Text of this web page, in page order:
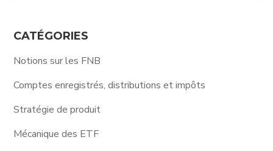
CATÉGORIES
Notions sur les FNB
Comptes enregistrés, distributions et impôts
Stratégie de produit
Mécanique des ETF